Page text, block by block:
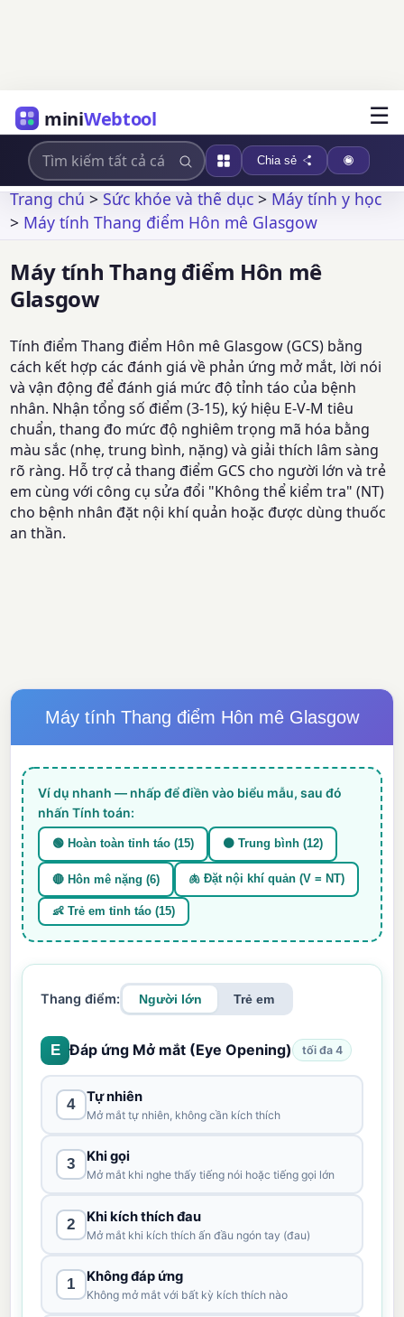
miniWebtool ☰
Chia sẻ
Trang chủ>Sức khỏe và thể dục>Máy tính y học
> Máy tính Thang điểm Hôn mê Glasgow
Máy tính Thang điểm Hôn mê
Glasgow
Tính điểm Thang điểm Hôn mê Glasgow (GCS) bằng
cách kết hợp các đánh giá về phản ứng mở mắt, lời nói
và vận động để đánh giá mức độ tỉnh táo của bệnh
nhân. Nhận tổng số điểm (3-15), ký hiệu E-V-M tiêu
chuẩn, thang đo mức độ nghiêm trọng mã hóa bằng
màu sắc (nhẹ, trung bình, nặng) và giải thích lâm sàng
rõ ràng. Hỗ trợ cả thang điểm GCS cho người lớn và trẻ
em cùng với công cụ sửa đổi "Không thể kiểm tra" (NT)
cho bệnh nhân đặt nội khí quản hoặc được dùng thuốc
an thần.
Máy tính Thang điểm Hôn mê Glasgow
Ví dụ nhanh — nhấp để điền vào biểu mẫu, sau đó
nhấn Tính toán:
🟢 Hoàn toàn tỉnh táo (15) 🟠 Trung bình (12)
🔴 Hôn mê nặng (6) 🫁 Đặt nội khí quản (V = NT)
👶 Trẻ em tỉnh táo (15)
Thang điểm: Người lớn Trẻ em
E Đáp ứng Mở mắt (Eye Opening) tối đa 4
4 Tự nhiên
Mở mắt tự nhiên, không cần kích thích
3 Khi gọi
Mở mắt khi nghe thấy tiếng nói hoặc tiếng gọi lớn
2 Khi kích thích đau
Mở mắt khi kích thích ấn đầu ngón tay (đau)
1 Không đáp ứng
Không mở mắt với bất kỳ kích thích nào